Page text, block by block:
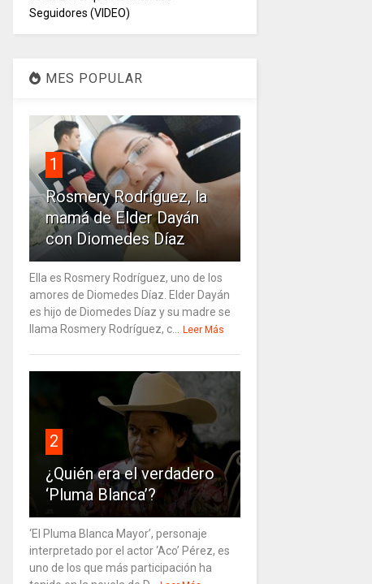
Seguidores (VIDEO)
MES POPULAR
1
Rosmery Rodríguez, la
mamá de Elder Dayán
con Diomedes Díaz
Ella es Rosmery Rodríguez, uno de los
amores de Diomedes Díaz. Elder Dayán
es hijo de Diomedes Díaz y su madre se
llama Rosmery Rodríguez, c... Leer Más
2
¿Quién era el verdadero
‘Pluma Blanca’?
‘El Pluma Blanca Mayor’, personaje
interpretado por el actor ‘Aco’ Pérez, es
uno de los que más participación ha